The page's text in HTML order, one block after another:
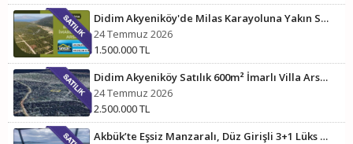
Didim Akyeniköy'de Milas Karayoluna Yakın Satılık Villa Arsası
24 Temmuz 2026
1.500.000 TL
Didim Akyeniköy Satılık 600m² İmarlı Villa Arsası
24 Temmuz 2026
2.500.000 TL
Akbük’te Eşsiz Manzaralı, Düz Girişli 3+1 Lüks Çatı Dubleks